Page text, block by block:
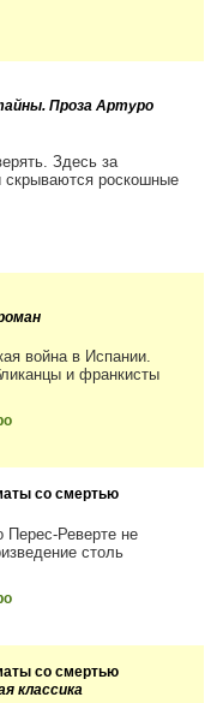
Проза Артуро
Здесь за
роскошные
война в Испании.
и франкисты
со смертью
Перес-Реверте не
столь
со смертью
классика